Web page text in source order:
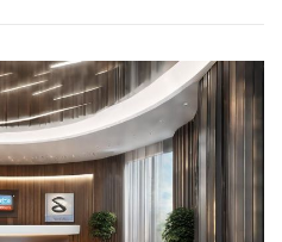
СОРТА МЕТАЛЛОВ